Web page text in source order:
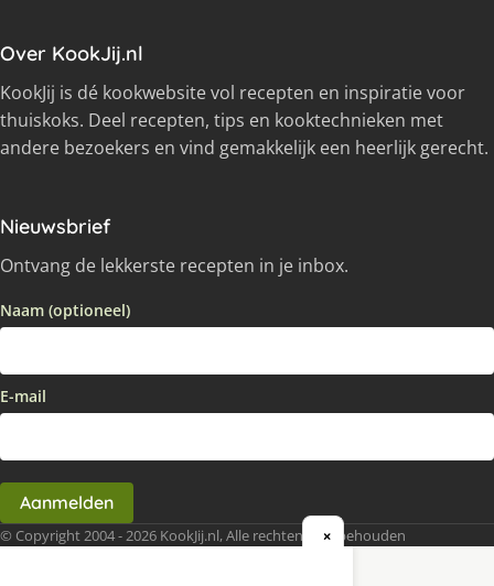
Over KookJij.nl
KookJij is dé kookwebsite vol recepten en inspiratie voor
thuiskoks. Deel recepten, tips en kooktechnieken met
andere bezoekers en vind gemakkelijk een heerlijk gerecht.
Nieuwsbrief
Ontvang de lekkerste recepten in je inbox.
Naam (optioneel)
E-mail
Aanmelden
© Copyright 2004 - 2026 KookJij.nl, Alle rechten voorbehouden
×